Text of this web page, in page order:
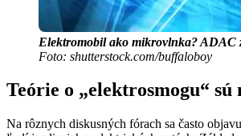
Elektromobil ako mikrovlnka? ADAC
Foto: shutterstock.com/buffaloboy
Teórie o „elektrosmogu“ sú
Na rôznych diskusných fórach sa často